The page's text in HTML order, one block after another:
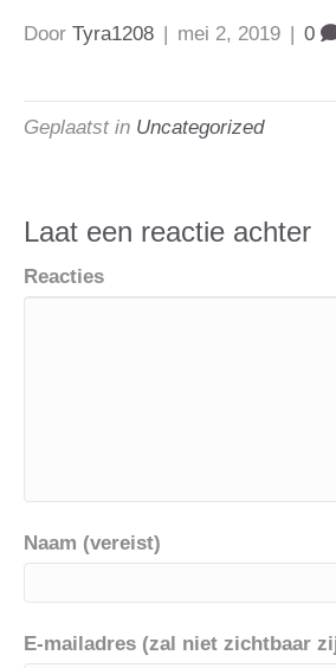
Door Tyra1208 mei 2, 2019 0
Geplaatst in Uncategorized
Laat een reactie achter
Reacties
Naam (vereist)
E-mailadres (zal niet zichtbaar